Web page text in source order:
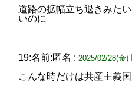
道路の拡幅立ち退きみた
いのに
19:名前:匿名 : 2025/02/28(金)
こんな時だけは共産主義